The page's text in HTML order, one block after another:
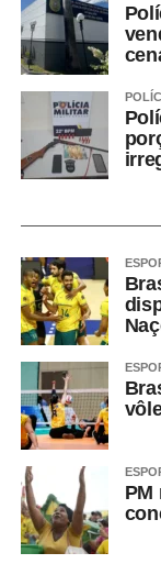
privilegiada*.
Até o momento, a
não há
*O que diz Mauro
*Mauro Mendes
Em
o acordo foi
respaldo técnico
esclarecerá a
sua gestão.
ambiente de
*Investigação
A Polícia Federal
análise dos
Operação
A existência da
e todos os
PM